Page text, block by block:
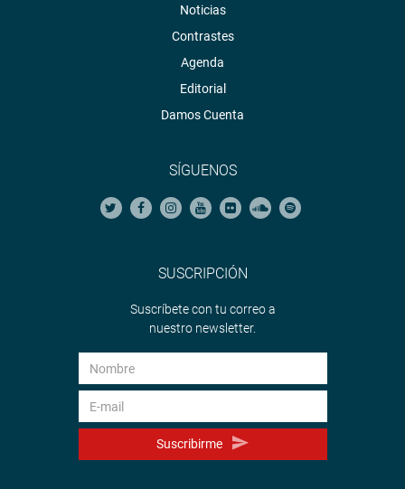
Noticias
Contrastes
Agenda
Editorial
Damos Cuenta
SÍGUENOS
SUSCRIPCIÓN
Suscríbete con tu correo a
nuestro newsletter.
Suscribirme